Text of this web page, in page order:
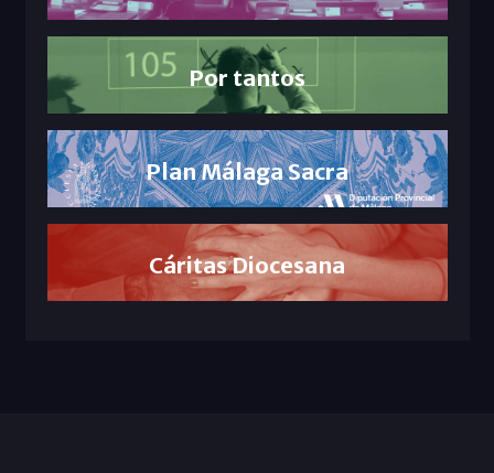
Por tantos
Plan Málaga Sacra
Cáritas Diocesana